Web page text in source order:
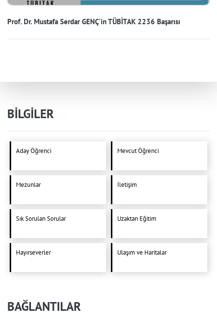
Prof. Dr. Mustafa Serdar GENÇ'in TÜBİTAK 2236 Başarısı
BİLGİLER
Aday Öğrenci Mevcut Öğrenci
Mezunlar İletişim
Sık Sorulan Sorular Uzaktan Eğitim
Hayırseverler Ulaşım ve Haritalar
BAĞLANTILAR